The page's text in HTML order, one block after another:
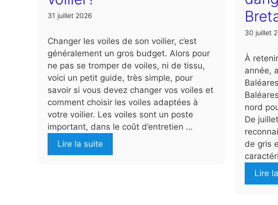
31 juillet 2026
Changer les voiles de son voilier, c’est
généralement un gros budget. Alors pour
ne pas se tromper de voiles, ni de tissu,
voici un petit guide, très simple, pour
savoir si vous devez changer vos voiles et
comment choisir les voiles adaptées à
votre voilier. Les voiles sont un poste
important, dans le coût d’entretien …
Lire la suite
30 juillet
À
année,
nord
De
de gris
Lire